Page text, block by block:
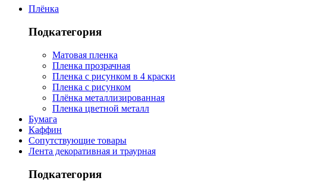
Плёнка
Подкатегория
Матовая пленка
Пленка прозрачная
Пленка с рисунком в 4 краски
Пленка с рисунком
Плёнка металлизированная
Пленка цветной металл
Бумага
Каффин
Сопутствующие товары
Лента декоративная и траурная
Подкатегория